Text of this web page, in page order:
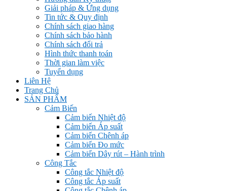
Giải pháp & Ứng dụng
Tin tức & Quy định
Chính sách giao hàng
Chính sách bảo hành
Chính sách đổi trả
Hình thức thanh toán
Thời gian làm việc
Tuyển dụng
Liên Hệ
Trang Chủ
SẢN PHẨM
Cảm Biến
Cảm biến Nhiệt độ
Cảm biến Áp suất
Cảm biến Chênh áp
Cảm biến Đo mức
Cảm biến Dây rút – Hành trình
Công Tắc
Công tắc Nhiệt độ
Công tắc Áp suất